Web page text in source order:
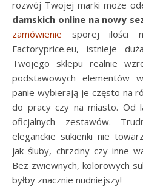
rozwój Twojej marki może
damskich online na nowy
zamówienie sporej ilości
Factoryprice.eu, istnieje
Twojego sklepu realnie
podstawowych elementów
panie wybierają je często na
do pracy czy na miasto. Od
oficjalnych zestawów.
eleganckie sukienki nie
jak śluby, chrzciny czy inne
Bez zwiewnych, kolorowych
byłby znacznie nudniejszy!